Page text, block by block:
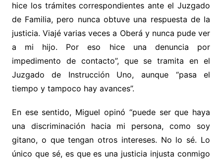
hice los trámites correspondientes ante el Juzgado
de Familia, pero nunca obtuve una respuesta de la
justicia. Viajé varias veces a Oberá y nunca pude ver
a mi hijo. Por eso hice una denuncia por
impedimento de contacto”, que se tramita en el
Juzgado de Instrucción Uno, aunque “pasa el
tiempo y tampoco hay avances”.
En ese sentido, Miguel opinó “puede ser que haya
una discriminación hacia mi persona, como soy
gitano, o que tengan otros intereses. No lo sé. Lo
único que sé, es que es una justicia injusta conmigo